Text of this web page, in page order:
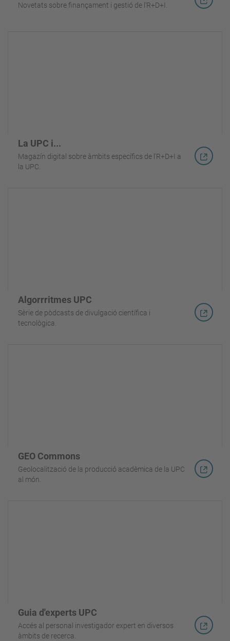
Novetats sobre finançament i gestió de l'R+D+I.
La UPC i...
Magazín digital sobre àmbits específics de l'R+D+I a
la UPC.
Algorrritmes UPC
Sèrie de pòdcasts de divulgació científica i
tecnològica.
GEO Commons
Geolocalització de la producció acadèmica de la UPC
al món.
Guia d'experts UPC
Accés al personal investigador expert en diversos
àmbits de recerca.